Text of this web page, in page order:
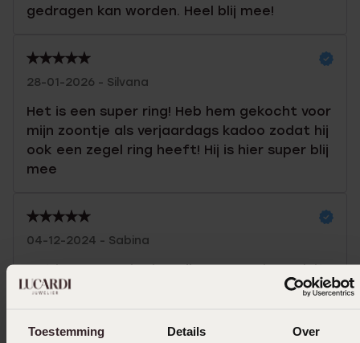
Toestemming Details Over
gedragen kan worden. Heel blij mee!
28-01-2026 - Silvana
Het is een super ring! Heb hem gekocht voor
mijn zoontje als verjaardags kadoo zodat hij
ook een zegel ring heeft! Hij is hier super blij
mee
04-12-2024 - Sabina
Het is een mooie ring, die erg mooi aansluit
aan de vinger. Het geeft een wat stoerdere